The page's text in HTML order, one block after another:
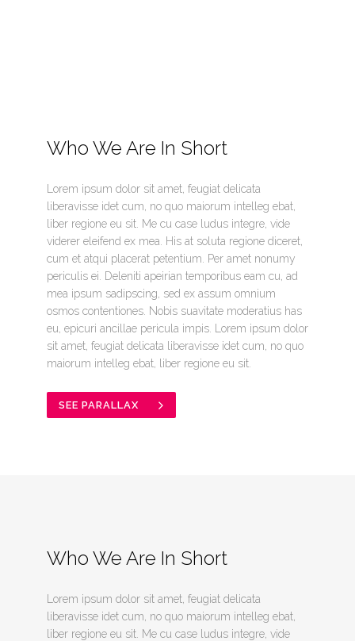
Who We Are In Short
Lorem ipsum dolor sit amet, feugiat delicata
liberavisse idet cum, no quo maiorum intelleg ebat,
liber regione eu sit. Me cu case ludus integre, vide
viderer eleifend ex mea. His at soluta regione diceret,
cum et atqui placerat petentium. Per amet nonumy
periculis ei. Deleniti apeirian temporibus eam cu, ad
mea ipsum sadipscing, sed ex assum omnium
osmos contentiones. Nobis suavitate moderatius has
eu, epicuri ancillae pericula impis. Lorem ipsum dolor
sit amet, feugiat delicata liberavisse idet cum, no quo
maiorum intelleg ebat, liber regione eu sit.
SEE PARALLAX
Who We Are In Short
Lorem ipsum dolor sit amet, feugiat delicata
liberavisse idet cum, no quo maiorum intelleg ebat,
liber regione eu sit. Me cu case ludus integre, vide